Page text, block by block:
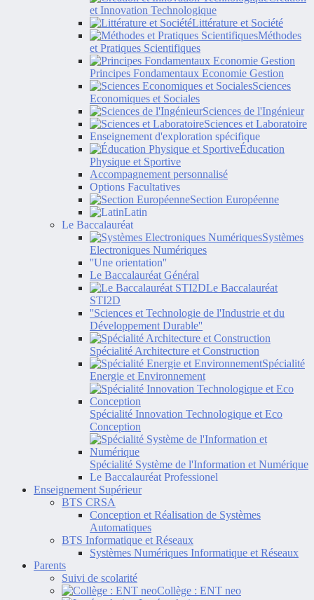
et Innovation Technologique
Littérature et Société
Méthodes
et Pratiques Scientifiques
Principes Fondamentaux Economie Gestion
Sciences
Economiques et Sociales
Sciences de l'Ingénieur
Sciences et Laboratoire
Enseignement d'exploration spécifique
Éducation
Physique et Sportive
Accompagnement personnalisé
Options Facultatives
Section Européenne
Latin
Le Baccalauréat
Systèmes
Electroniques Numériques
''Une orientation''
Le Baccalauréat Général
Le Baccalauréat
STI2D
''Sciences et Technologie de l'Industrie et du
Développement Durable''
Spécialité Architecture et Construction
Spécialité
Energie et Environnement
Spécialité Innovation Technologique et Eco
Conception
Spécialité Système de l'Information et Numérique
Le Baccalauréat Professionel
Enseignement Supérieur
BTS CRSA
Conception et Réalisation de Systèmes
Automatiques
BTS Informatique et Réseaux
Systèmes Numériques Informatique et Réseaux
Parents
Suivi de scolarité
Collège : ENT neo